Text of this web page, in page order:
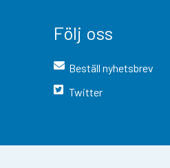
Följ oss
Beställ nyhetsbrev
Twitter